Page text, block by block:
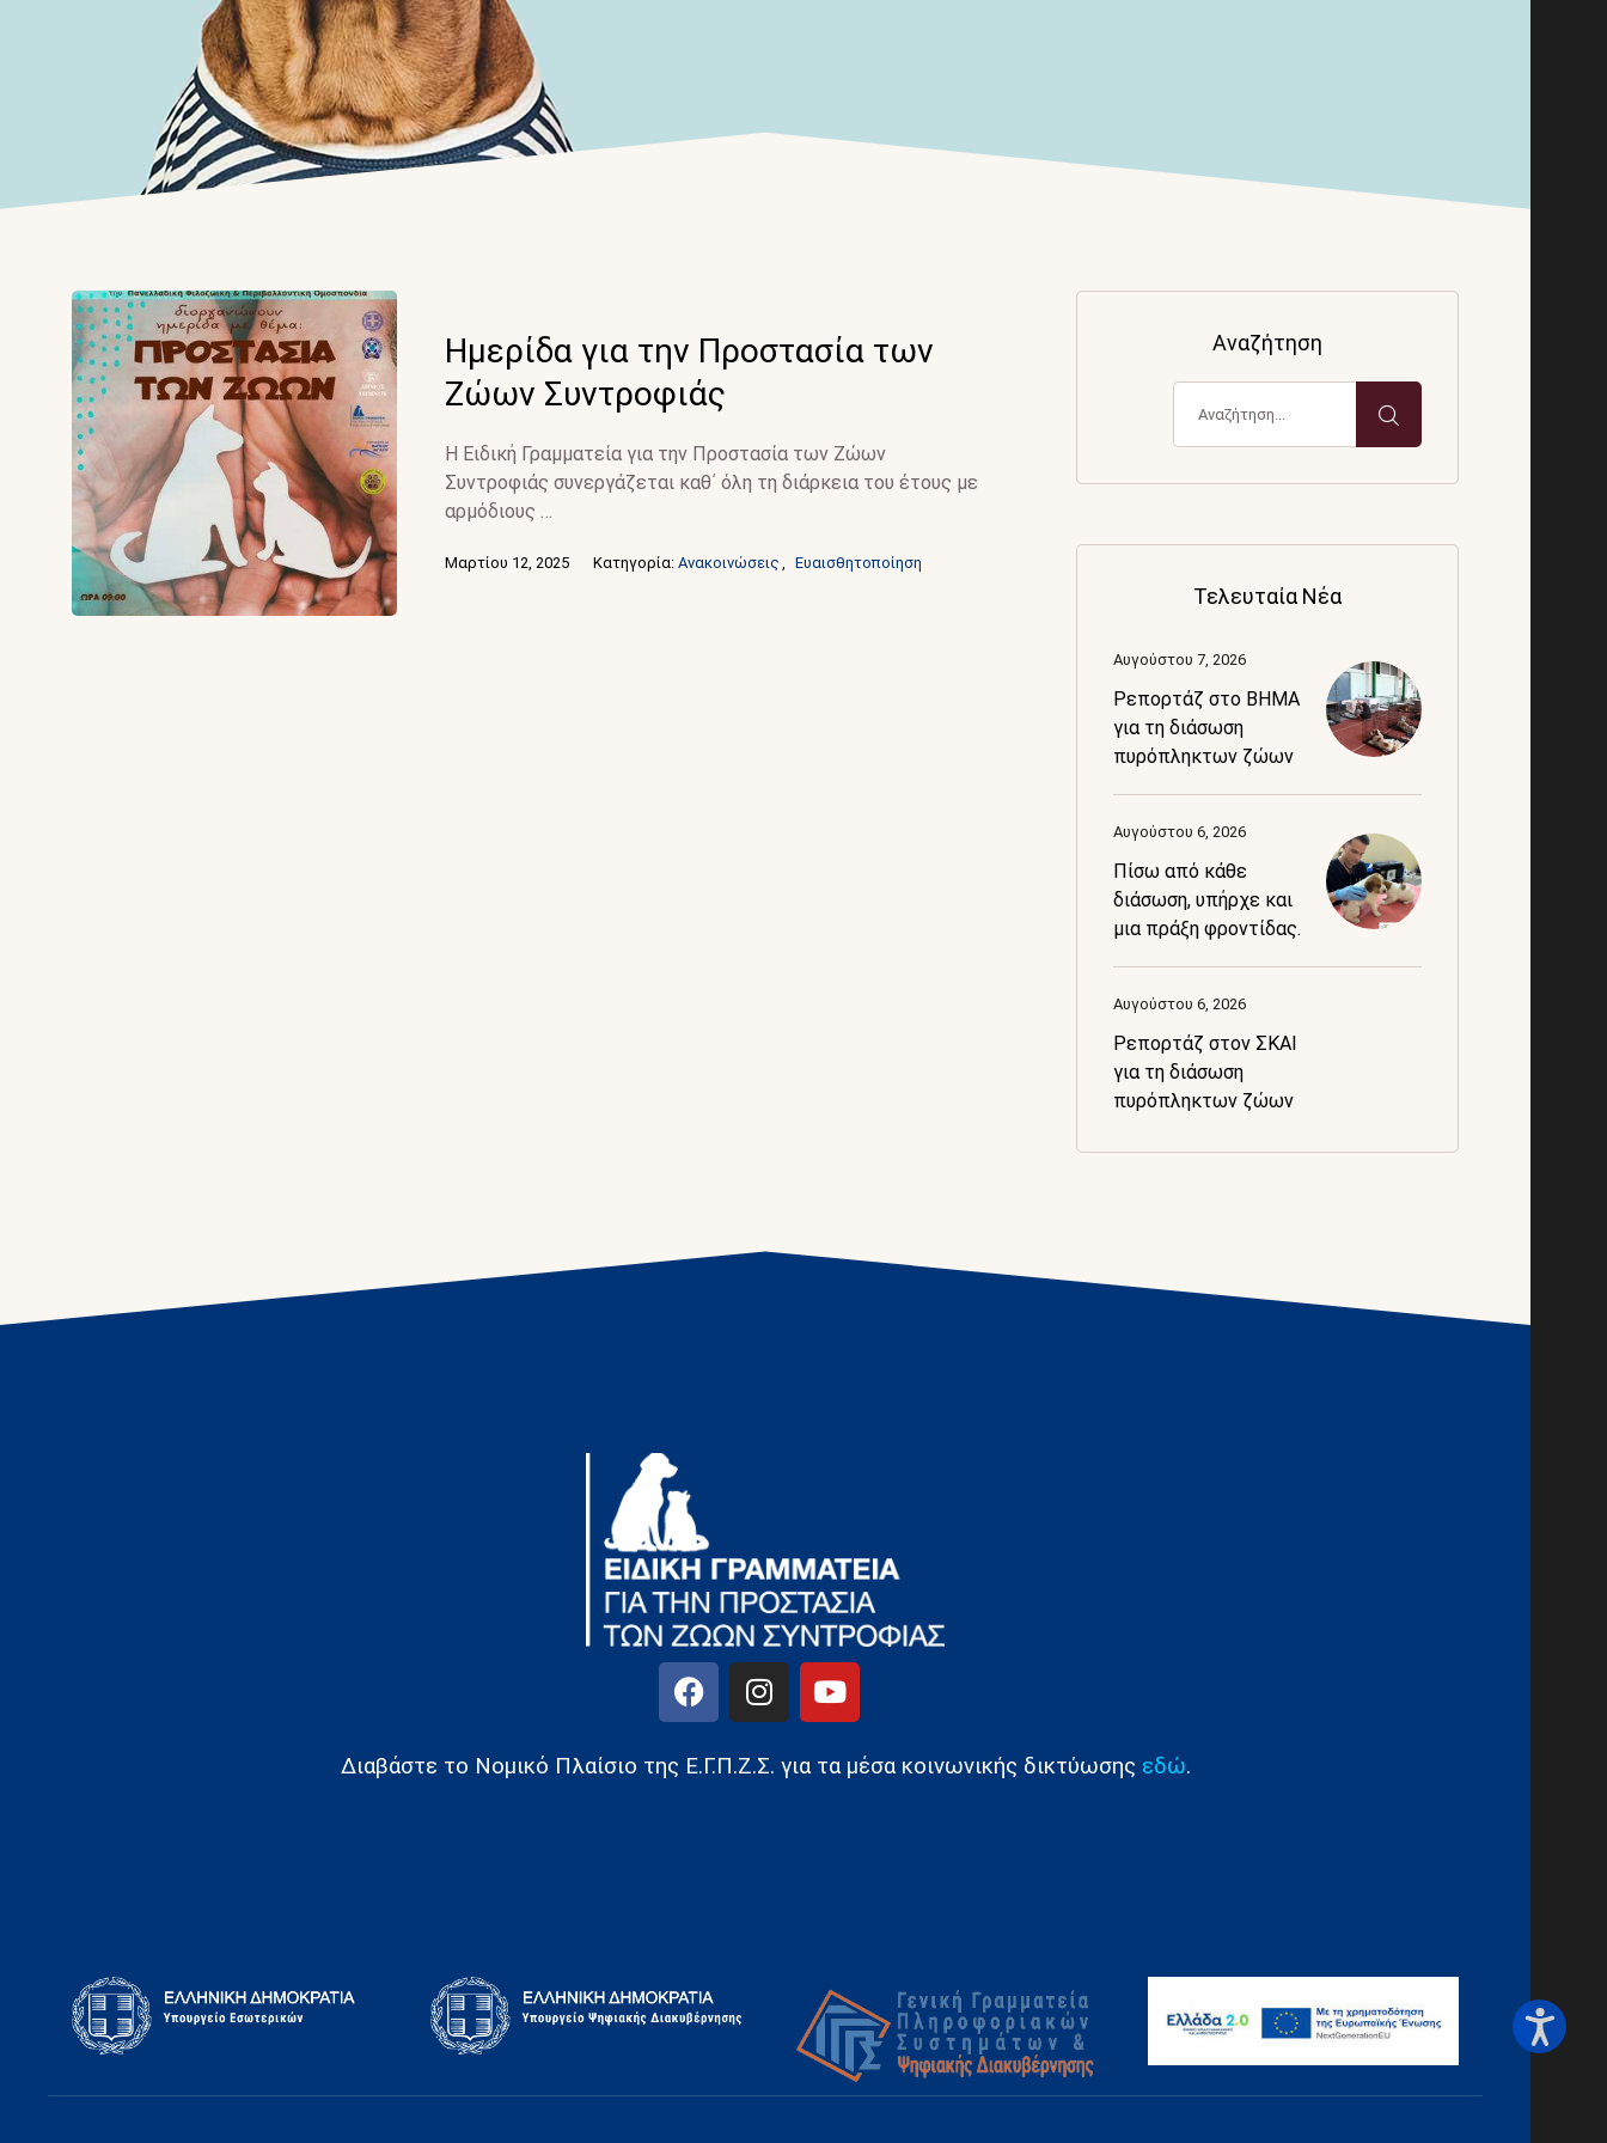
Ημερίδα για την Προστασία των
Ζώων Συντροφιάς
Η Ειδική Γραμματεία για την Προστασία των Ζώων
Συντροφιάς συνεργάζεται καθ΄ όλη τη διάρκεια του έτους με
αρμόδιους …
Μαρτίου 12, 2025 Κατηγορία: Ανακοινώσεις , Ευαισθητοποίηση
Αναζήτηση
Τελευταία Νέα
Αυγούστου 7, 2026
Ρεπορτάζ στο BHMA
για τη διάσωση
πυρόπληκτων ζώων
Αυγούστου 6, 2026
Πίσω από κάθε
διάσωση, υπήρχε και
μια πράξη φροντίδας.
Αυγούστου 6, 2026
Ρεπορτάζ στον ΣΚΑΙ
για τη διάσωση
πυρόπληκτων ζώων
Διαβάστε το Νομικό Πλαίσιο της Ε.Γ.Π.Ζ.Σ. για τα μέσα κοινωνικής δικτύωσης εδώ.